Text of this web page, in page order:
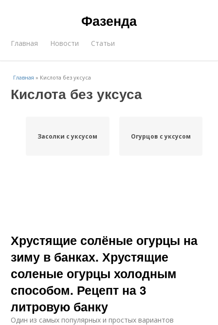
Фазенда
Главная Новости Статьи
Главная » Кислота без уксуса
Кислота без уксуса
Засолки с уксусом Огурцов с уксусом
Хрустящие солёные огурцы на
зиму в банках. Хрустящие
соленые огурцы холодным
способом. Рецепт на 3
литровую банку
Один из самых популярных и простых вариантов